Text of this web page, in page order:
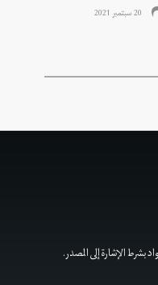
20 سبتمبر 2021
الإشارة إلى المصدر.